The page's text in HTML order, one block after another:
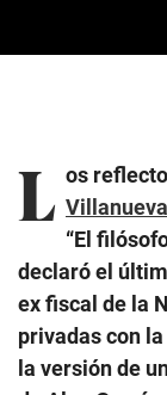
L os
Villanueva
“El
declaró el
ex fiscal de la
privadas con
la versión de